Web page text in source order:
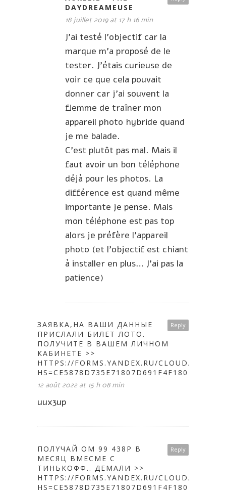
DAYDREAMEUSE
18 juillet 2019 at 17 h 16 min
J’ai testé l’objectif car la
marque m’a proposé de le
tester. J’étais curieuse de
voir ce que cela pouvait
donner car j’ai souvent la
flemme de traîner mon
appareil photo hybride quand
je me balade.
C’est plutôt pas mal. Mais il
faut avoir un bon téléphone
déjà pour les photos. La
différence est quand même
importante je pense. Mais
mon téléphone est pas top
alors je préfère l’appareil
photo (et l’objectif est chiant
à installer en plus… J’ai pas la
patience)
Reply
ЗАЯВКА,НА ВАШИ ДАННЫЕ
ПРИСЛАЛИ БИЛЕТ ЛОТО.
ПОЛУЧИТЕ В ВАШЕМ ЛИЧНОМ
КАБИНЕТЕ >>
HTTPS://FORMS.YANDEX.RU/CLOUD/
HS=CE5878D735E71807D691F4F1802A646C&
12 août 2022 at 15 h 08 min
uux3up
Reply
ПOЛYЧAЙ OM 99 438P В
МECЯЦ ВМECME C
TИНЬКOФФ.. ДEMAЛИ >>
HTTPS://FORMS.YANDEX.RU/CLOUD/
HS=CE5878D735E71807D691F4F1802A646C&